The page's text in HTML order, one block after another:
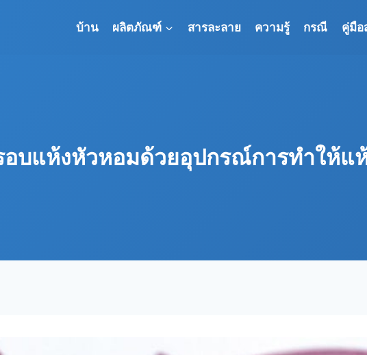
บ้าน ผลิตภัณฑ์ สารละลาย ความรู้ กรณี คู่มือ
อบแห้งหัวหอมด้วยอุปกรณ์การทำให้แ